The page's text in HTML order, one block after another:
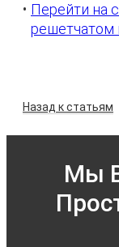
Перейти на
решетчатом
Назад к статьям
Мы